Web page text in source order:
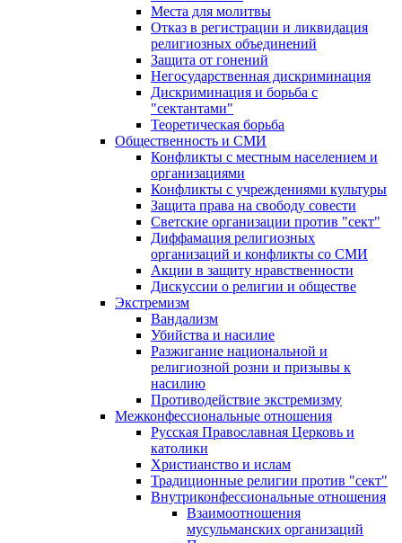
Места для молитвы
Отказ в регистрации и ликвидация
религиозных объединений
Защита от гонений
Негосударственная дискриминация
Дискриминация и борьба с
"сектантами"
Теоретическая борьба
Общественность и СМИ
Конфликты с местным населением и
организациями
Конфликты с учреждениями культуры
Защита права на свободу совести
Светские организации против "сект"
Диффамация религиозных
организаций и конфликты со СМИ
Акции в защиту нравственности
Дискуссии о религии и обществе
Экстремизм
Вандализм
Убийства и насилие
Разжигание национальной и
религиозной розни и призывы к
насилию
Противодействие экстремизму
Межконфессиональные отношения
Русская Православная Церковь и
католики
Христианство и ислам
Традиционные религии против "сект"
Внутриконфессиональные отношения
Взаимоотношения
мусульманских организаций